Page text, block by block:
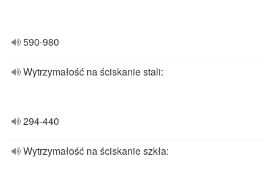
590-980
Wytrzymałość na ściskanie stali:
294-440
Wytrzymałość na ściskanie szkła: